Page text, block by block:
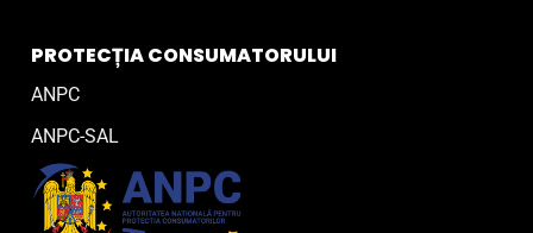
PROTECȚIA CONSUMATORULUI
ANPC
ANPC-SAL